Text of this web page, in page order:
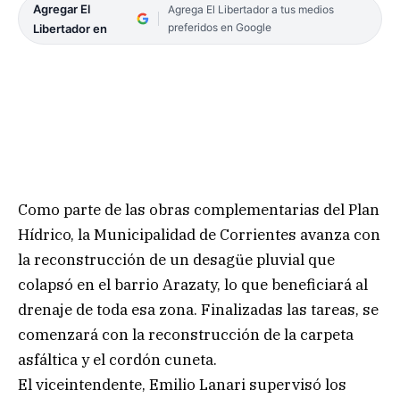
Agregar El
Libertador en
Agrega El Libertador a tus medios
preferidos en Google
Como parte de las obras complementarias del Plan
Hídrico, la Municipalidad de Corrientes avanza con
la reconstrucción de un desagüe pluvial que
colapsó en el barrio Arazaty, lo que beneficiará al
drenaje de toda esa zona. Finalizadas las tareas, se
comenzará con la reconstrucción de la carpeta
asfáltica y el cordón cuneta.
El viceintendente, Emilio Lanari supervisó los